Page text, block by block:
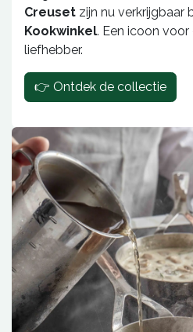
Creuset zijn nu verkrijgbaar
Kookwinkel. Een icoon voor
liefhebber.
👉 Ontdek de collectie